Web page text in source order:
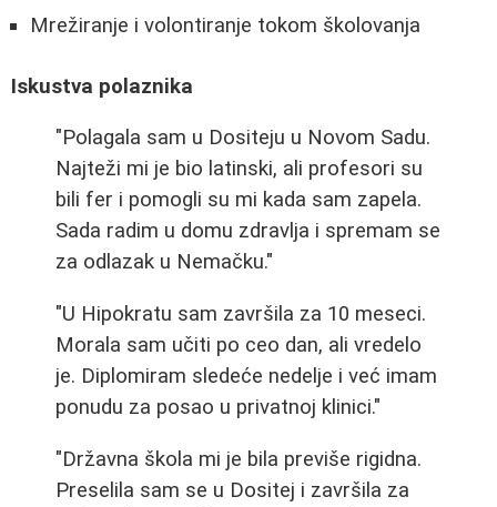
Mrežiranje i volontiranje tokom školovanja
Iskustva polaznika
"Polagala sam u Dositeju u Novom Sadu.
Najteži mi je bio latinski, ali profesori su
bili fer i pomogli su mi kada sam zapela.
Sada radim u domu zdravlja i spremam se
za odlazak u Nemačku."
"U Hipokratu sam završila za 10 meseci.
Morala sam učiti po ceo dan, ali vredelo
je. Diplomiram sledeće nedelje i već imam
ponudu za posao u privatnoj klinici."
"Državna škola mi je bila previše rigidna.
Preselila sam se u Dositej i završila za